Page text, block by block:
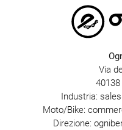
Via
Industria:
Moto/Bike:
Direzione: